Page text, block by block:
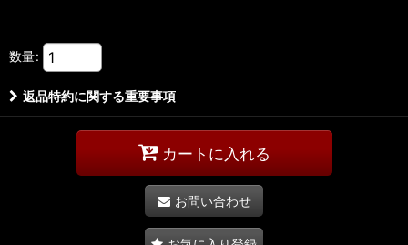
数量:
返品特約に関する重要事項
カートに入れる
お問い合わせ